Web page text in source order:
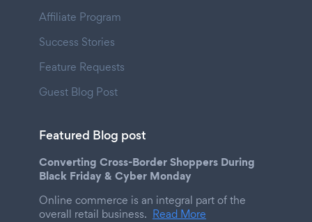
Affiliate Program
Success Stories
Feature Requests
Guest Blog Post
Featured Blog post
Converting Cross-Border Shoppers During
Black Friday & Cyber Monday
Online commerce is an integral part of the
overall retail business. Read More